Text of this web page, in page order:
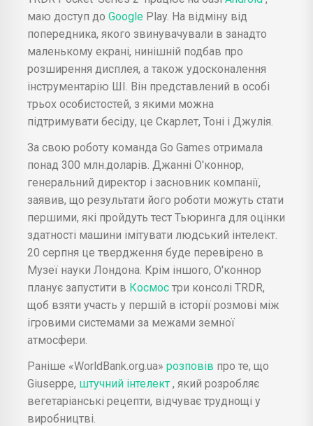
маю доступ до Google Play. На відміну від
попередника, якого звинувачували в занадто
маленькому екрані, нинішній подбав про
розширення дисплея, а також удосконалення
інструментарію ШІ. Він представлений в особі
трьох особистостей, з якими можна
підтримувати бесіду, це Скарлет, Тоні і Джулія.
За свою роботу команда Go Games отримала
понад 300 млн.доларів. Джанні О'коннор,
генеральний директор і засновник компанії,
заявив, що результати його роботи можуть стати
першими, які пройдуть тест Тьюринга для оцінки
здатності машини імітувати людський інтелект.
20 серпня це твердження буде перевірено в
Музеї науки Лондона. Крім іншого, О'коннор
планує запустити в Космос три консолі TRDR,
щоб взяти участь у першій в історії розмові між
ігровими системами за межами земної
атмосфери.
Раніше «WorldBank.org.ua» розповів про те, що
Giuseppe, штучний інтелект , який розробляє
вегетаріанські рецепти, відчуває труднощі у
виробництві.